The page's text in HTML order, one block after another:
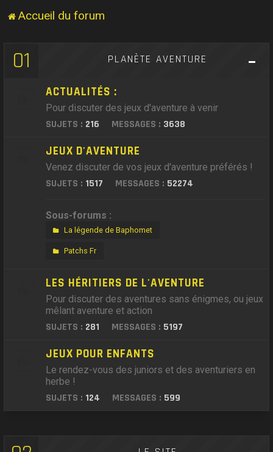
Accueil du forum
01 PLANÈTE AVENTURE
ACTUALITÉS :
Pour discuter des jeux d'aventure à venir
SUJETS : 216 MESSAGES : 3638
JEUX D'AVENTURE
Venez discuter de vos jeux d'aventure préférés !
SUJETS : 1517 MESSAGES : 52274
Sous-forums :
La légende de Baphomet
Patchs Fr
LES HÉRITIERS DE L'AVENTURE
Pour discuter des aventures sans énigmes, ou jeux
mêlant aventure et action
SUJETS : 281 MESSAGES : 5197
JEUX POUR ENFANTS
Le rendez-vous des juniors et des aventuriers en
herbe !
SUJETS : 124 MESSAGES : 599